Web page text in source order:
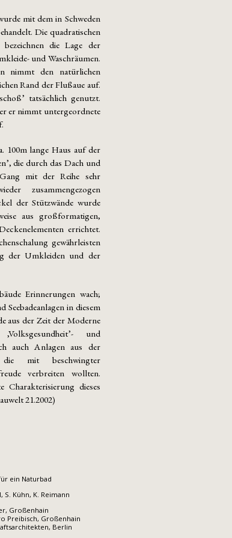
mit dem in Schweden
Die quadratischen
die Lage der
und Waschräumen.
nimmt den natürlichen
Rand der Flußaue auf.
tatsächlich genutzt.
er nimmt untergeordnete
100m lange Haus auf der
die durch das Dach und
mit der Reihe sehr
zusammengezogen
der Stützwände wurde
aus großformatigen,
errichtet.
gewährleisten
der Umkleiden und der
Erinnerungen wach;
Seebadeanlagen in diesem
aus der Zeit der Moderne
und
auch Anlagen aus der
die mit beschwingter
verbreiten wollten.
Charakterisierung dieses
21.2002)
ein Naturbad
S. Kühn, K. Reimann
Großenhain
Preibisch, Großenhain
Berlin